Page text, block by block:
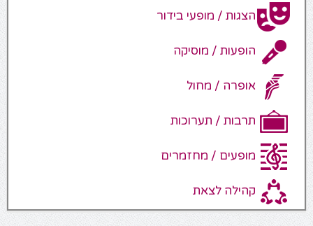
הצגות / מופעי בידור
הופעות / מוסיקה
אופרה / מחול
תרבות / תערוכות
מופעים / מחזמרים
קהילה לצאת